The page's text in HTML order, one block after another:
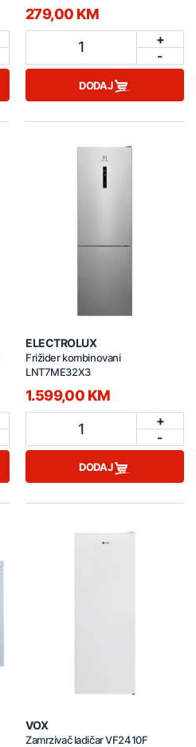
279,00 KM
1
+
-
DODAJ
ELECTROLUX
Frižider kombinovani
LNT7ME32X3
1.599,00 KM
1
+
-
DODAJ
VOX
Zamrzivač ladičar VF2410F